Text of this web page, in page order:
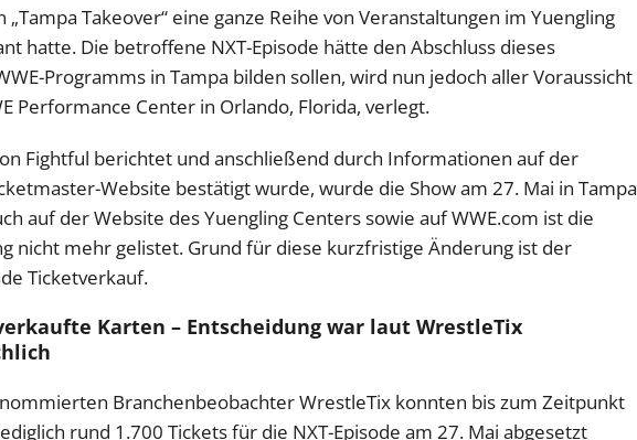
„Tampa Takeover“ eine ganze Reihe von Veranstaltungen im Yuengling
hatte. Die betroffene NXT-Episode hätte den Abschluss dieses
Programms in Tampa bilden sollen, wird nun jedoch aller Voraussicht
Performance Center in Orlando, Florida, verlegt.
Fightful berichtet und anschließend durch Informationen auf der
Website bestätigt wurde, wurde die Show am 27. Mai in Tampa
auf der Website des Yuengling Centers sowie auf WWE.com ist die
nicht mehr gelistet. Grund für diese kurzfristige Änderung ist der
Ticketverkauf.
Karten – Entscheidung war laut WrestleTix
Branchenbeobachter WrestleTix konnten bis zum Zeitpunkt
rund 1.700 Tickets für die NXT-Episode am 27. Mai abgesetzt